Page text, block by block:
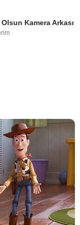
Kamera Arkası